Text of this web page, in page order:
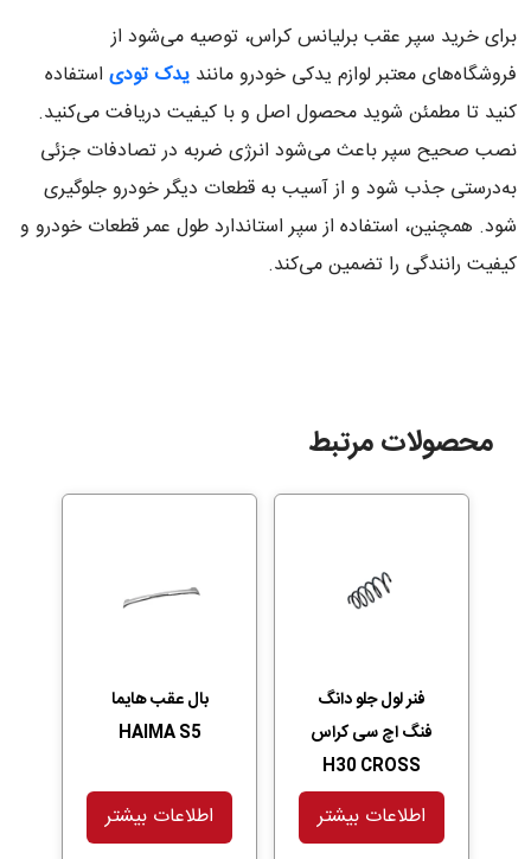
برای خرید سپر عقب برلیانس کراس، توصیه می‌شود از
فروشگاه‌های معتبر لوازم یدکی خودرو مانند یدک تودی استفاده
کنید تا مطمئن شوید محصول اصل و با کیفیت دریافت می‌کنید.
نصب صحیح سپر باعث می‌شود انرژی ضربه در تصادفات جزئی
به‌درستی جذب شود و از آسیب به قطعات دیگر خودرو جلوگیری
شود. همچنین، استفاده از سپر استاندارد طول عمر قطعات خودرو و
کیفیت رانندگی را تضمین می‌کند.
محصولات مرتبط
فنر لول جلو دانگ
فنگ اچ سی کراس
H30 CROSS
اطلاعات بیشتر
بال عقب هایما
HAIMA S5
اطلاعات بیشتر